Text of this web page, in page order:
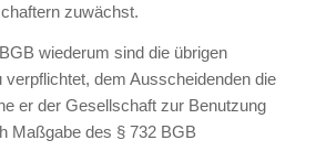
zuwächst.
wiederum sind die übrigen
dem Ausscheidenden die
er der Gesellschaft zur Benutzung
Maßgabe des § 732 BGB